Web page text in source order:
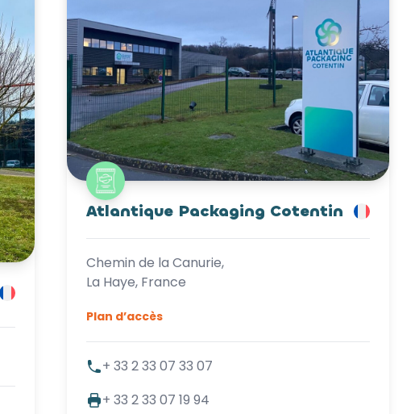
Atlantique Packaging Cotentin
Chemin de la Canurie,
La Haye, France
Plan d’accès
+ 33 2 33 07 33 07
+ 33 2 33 07 19 94